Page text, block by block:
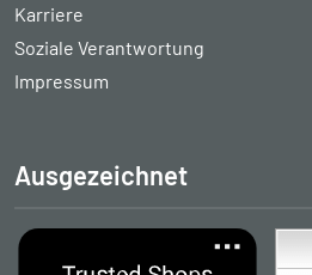
Karriere
Soziale Verantwortung
Impressum
Ausgezeichnet